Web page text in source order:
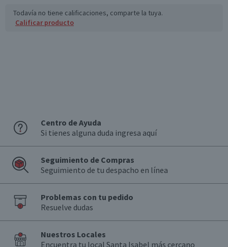
Todavía no tiene calificaciones, comparte la tuya.
Calificar producto
Centro de Ayuda
Si tienes alguna duda ingresa aquí
Seguimiento de Compras
Seguimiento de tu despacho en línea
Problemas con tu pedido
Resuelve dudas
Nuestros Locales
Encuentra tu local Santa Isabel más cercano